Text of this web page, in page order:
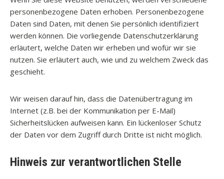
personenbezogene Daten erhoben. Personenbezogene
Daten sind Daten, mit denen Sie persönlich identifiziert
werden können. Die vorliegende Datenschutzerklärung
erläutert, welche Daten wir erheben und wofür wir sie
nutzen. Sie erläutert auch, wie und zu welchem Zweck das
geschieht.
Wir weisen darauf hin, dass die Datenübertragung im
Internet (z.B. bei der Kommunikation per E-Mail)
Sicherheitslücken aufweisen kann. Ein lückenloser Schutz
der Daten vor dem Zugriff durch Dritte ist nicht möglich.
Hinweis zur verantwortlichen Stelle